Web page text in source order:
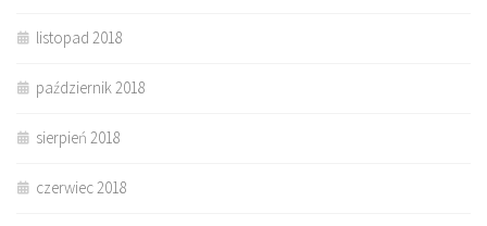
listopad 2018
październik 2018
sierpień 2018
czerwiec 2018